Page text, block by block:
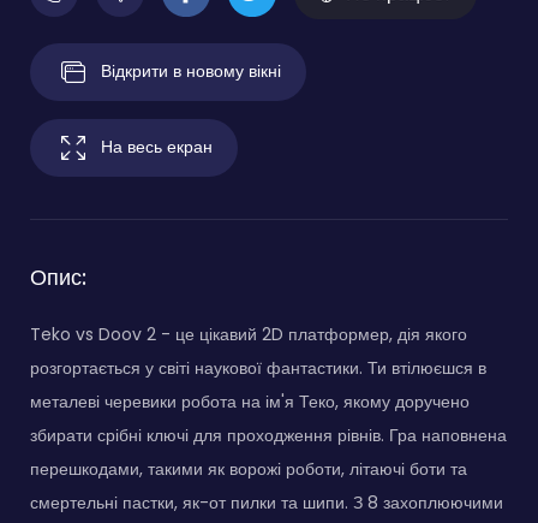
Відкрити в новому вікні
На весь екран
Опис:
Teko vs Doov 2 - це цікавий 2D платформер, дія якого
розгортається у світі наукової фантастики. Ти втілюєшся в
металеві черевики робота на ім'я Теко, якому доручено
збирати срібні ключі для проходження рівнів. Гра наповнена
перешкодами, такими як ворожі роботи, літаючі боти та
смертельні пастки, як-от пилки та шипи. З 8 захоплюючими